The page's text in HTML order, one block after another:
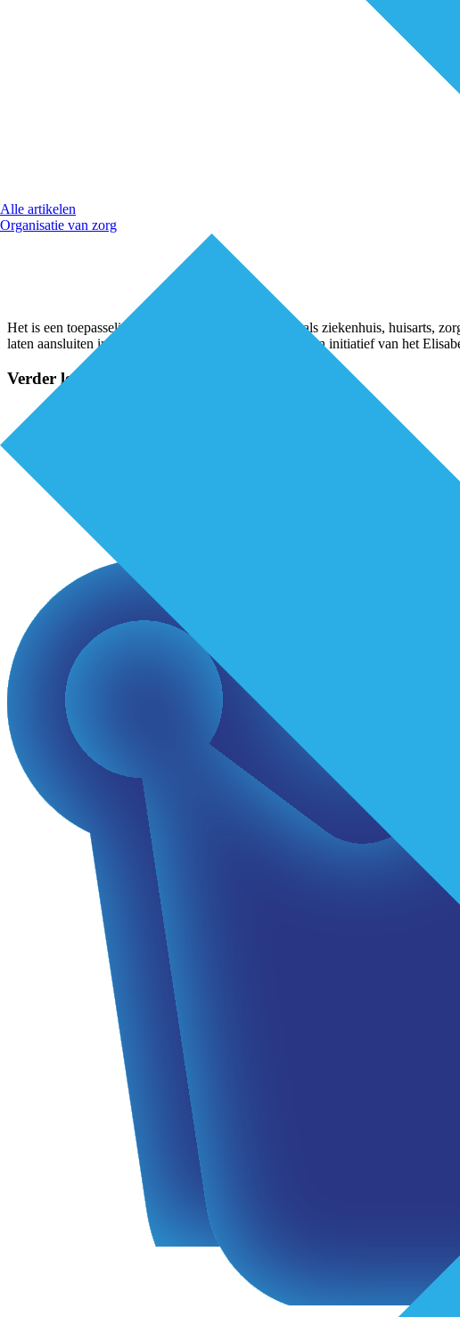
Alle artikelen
Organisatie van zorg
Het is een toepasselijke naam: Samendraads. Samen als ziekenhuis, huisarts,
laten aansluiten in de zorg voor hun patiënten. Het is een initiatief van het
Verder lezen?